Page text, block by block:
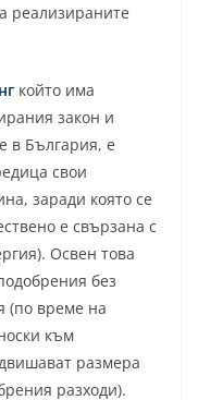
реализираните
който има
закон и
в България, е
свои
заради която се
е свързана с
Освен това
без
(по време на
към
размера
разходи).